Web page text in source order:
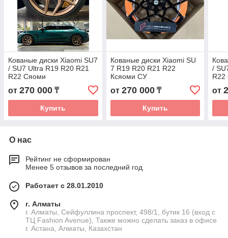
Кованые диски Xiaomi SU7
/ SU7 Ultra R19 R20 R21
R22 Сяоми
колеса ковка диск
от 270 000 ₸
Купить
Кованые диски Xiaomi SU
7 R19 R20 R21 R22
Ксяоми СУ
колеса ковка диск
от 270 000₸
Купить
/
от
О нас
Рейтинг не сформирован
Менее 5 отзывов за последний год
Работает с 28.01.2010
г. Алматы
г. Алматы, Сейфуллина проспект, 498/1, бутик 16 (вход с
ТЦ Fashion Avenue), Также можно сделать заказ в офисе
г. Астана, Алматы, Казахстан